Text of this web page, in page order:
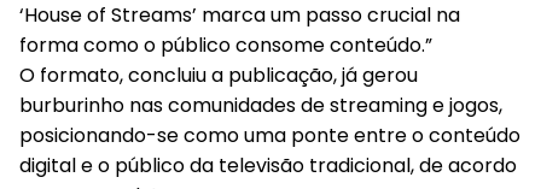
‘House of Streams’ marca um passo crucial na
forma como o público consome conteúdo.”
O formato, concluiu a publicação, já gerou
burburinho nas comunidades de streaming e jogos,
posicionando-se como uma ponte entre o conteúdo
digital e o público da televisão tradicional, de acordo